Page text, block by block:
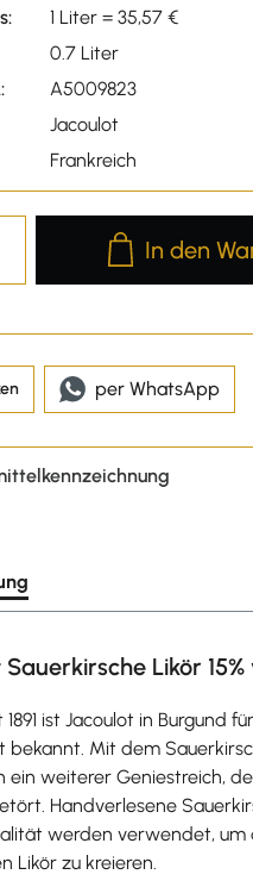
1 Liter = 35,57 €
0.7 Liter
A5009823
Jacoulot
Frankreich
Produkt Anzahl:
In den
per WhatsApp
Likör 15%
1891 ist Jacoulot in Burgund
bekannt. Mit dem
ein weiterer Geniestreich,
Handverlesene
werden verwendet, um
Likör zu kreieren.